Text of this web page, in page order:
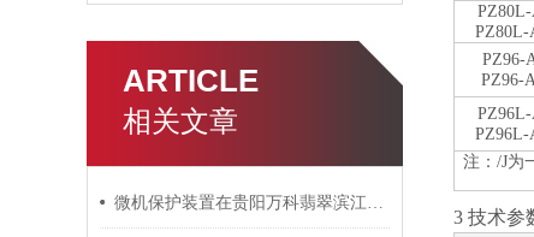
ARTICLE
相关文章
微机保护装置在贵阳万科翡翠滨江配电工程项目的应用
PZ80L-
PZ96-
PZ96-
PZ96L-
注： /J为
3 技术参